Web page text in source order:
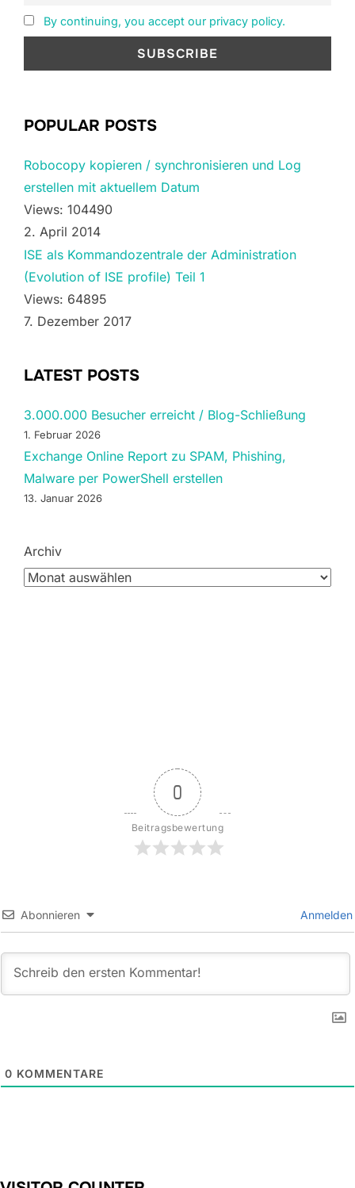
By continuing, you accept our privacy policy.
POPULAR POSTS
Robocopy kopieren / synchronisieren und Log
erstellen mit aktuellem Datum
Views: 104490
2. April 2014
ISE als Kommandozentrale der Administration
(Evolution of ISE profile) Teil 1
Views: 64895
7. Dezember 2017
LATEST POSTS
3.000.000 Besucher erreicht / Blog-Schließung
1. Februar 2026
Exchange Online Report zu SPAM, Phishing,
Malware per PowerShell erstellen
13. Januar 2026
Archiv
0
Beitragsbewertung
Abonnieren Anmelden
0 KOMMENTARE